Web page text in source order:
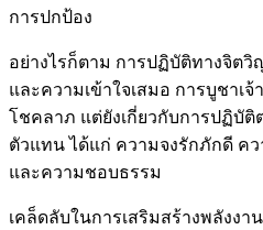
การปกป้อง
อย่างไรก็ตาม การปฏิบัติทางจิ
และความเข้าใจเสมอ การบูชาเ
โชคลาภ แต่ยังเกี่ยวกับการปฏิบั
ตัวแทน ได้แก่ ความจงรักภักดี ค
และความชอบธรรม
เคล็ดลับในการเสริมสร้างพลังงา